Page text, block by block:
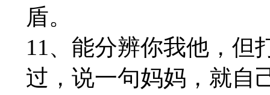
盾。
11、能分辨你我他，但
过，说一句妈妈，就自